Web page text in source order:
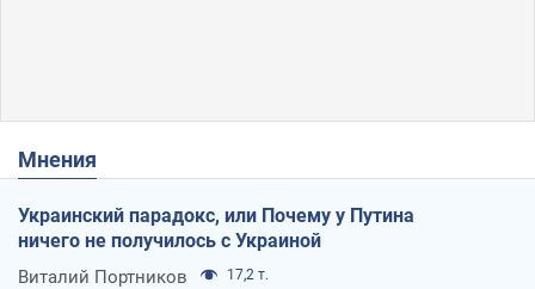
Мнения
Украинский парадокс, или Почему у Путина
ничего не получилось с Украиной
Виталий Портников 17,2 т.